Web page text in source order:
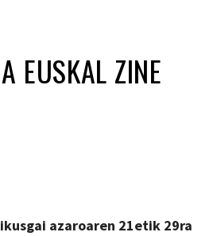
EUSKAL ZINE
azaroaren 21etik 29ra